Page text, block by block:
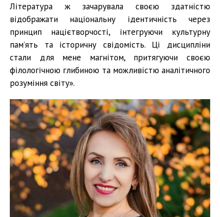
Література ж зачарувала своєю здатністю
відображати національну ідентичність через
принцип націєтворчості, інтегруючи культурну
пам’ять та історичну свідомість. Ці дисципліни
стали для мене магнітом, притягуючи своєю
філологічною глибиною та можливістю аналітичного
розуміння світу».